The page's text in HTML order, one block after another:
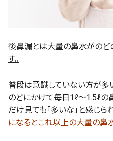
後鼻漏とは大量の鼻水がのど
す。
普段は意識していない方が多
のどにかけて毎日1ℓ～1.5ℓの
だけ見ても「多いな」と感じら
になるとこれ以上の大量の鼻